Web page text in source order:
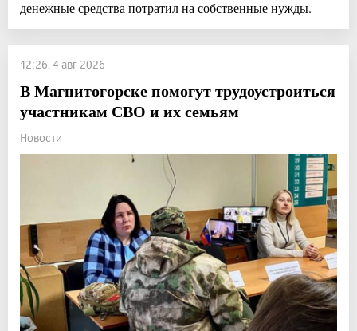
денежные средства потратил на собственные нужды.
12:26, 4 авг 2026
В Магнитогорске помогут трудоустроиться
участникам СВО и их семьям
Новости